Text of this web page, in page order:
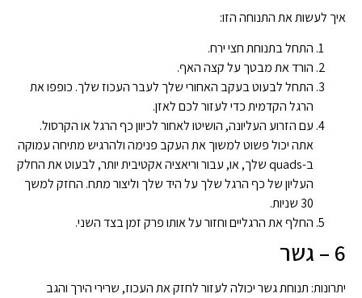
איך לעשות את התנוחה הזו:
התחל בתנוחת חצי ירח.
הורד את מבטך על קצה האף.
התחל לבעוט בעקב האחורי שלך לעבר העכוז שלך. כופפו את
הרגל הקדמית כדי לעזור לכם לאזן.
עם הזרוע העליונה, הושיטו לאחור לכיוון כף הרגל או הקרסול.
אתה יכול פשוט למשוך את העקב פנימה ולהרגיש מתיחה עמוקה
ב-quads שלך, או, עבור וריאציה אקטיבית יותר, לבעוט את החלק
העליון של כף הרגל שלך על היד שלך וליצור מתח. החזק למשך
30 שניות.
החלף את הרגליים וחזור על אותו פרק זמן בצד השני.
6 – גשר
יתרונות: תנוחת גשר יכולה לעזור לחזק את העכוז, שרירי הירך והגב